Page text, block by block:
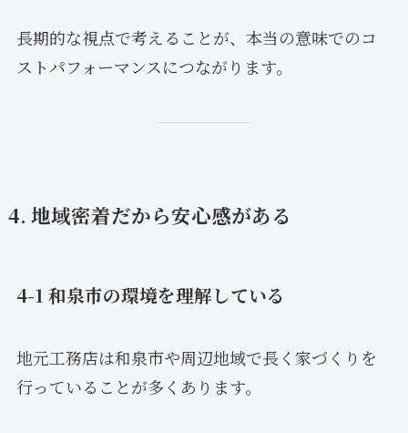
長期的な視点で考えることが、本当の意味でのコ
ストパフォーマンスにつながります。
4. 地域密着だから安心感がある
4-1 和泉市の環境を理解している
地元工務店は和泉市や周辺地域で長く家づくりを
行っていることが多くあります。